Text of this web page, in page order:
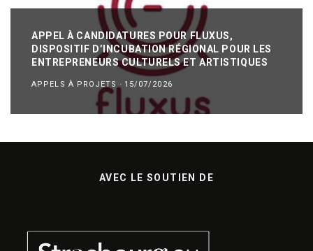
APPEL À CANDIDATURES POUR FLUXUS,
DISPOSITIF D’INCUBATION RÉGIONAL POUR LES
ENTREPRENEURS CULTURELS ET ARTISTIQUES
APPELS À PROJETS · 15/07/2026
AVEC LE SOUTIEN DE